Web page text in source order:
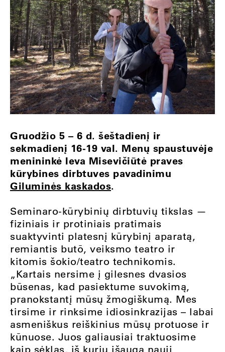
Gruodžio 5 – 6 d. šeštadienį ir
sekmadienį 16-19 val. Menų spaustuvėje
menininkė Ieva Misevičiūtė praves
kūrybines dirbtuves pavadinimu
Giluminės kaskados.
Seminaro-kūrybinių dirbtuvių tikslas —
fiziniais ir protiniais pratimais
suaktyvinti platesnį kūrybinį aparatą,
remiantis butō, veiksmo teatro ir
kitomis šokio/teatro technikomis.
„Kartais nersime į gilesnes dvasios
būsenas, kad pasiektume suvokimą,
pranokstantį mūsų žmogiškumą. Mes
tirsime ir rinksime idiosinkrazijas – labai
asmeniškus reiškinius mūsų protuose ir
kūnuose. Juos galiausiai traktuosime
kaip sėklas, iš kurių išauga nauji